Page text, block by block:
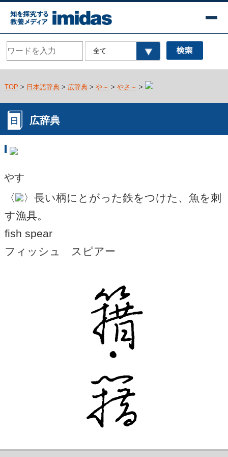
TOP > 日本語辞典> 広辞典> や～ > やさ～ >
広辞典
やす
〈
〉長い柄にとがった鉄をつけた、魚を刺
す漁具。
fish spear
フィッシュ スピアー